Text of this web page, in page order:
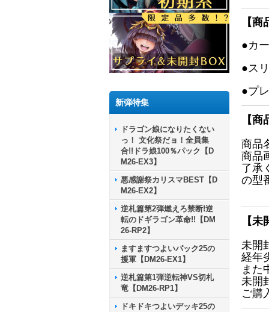
新弾特集
ドラゴン娘になりたくない
っ！ 文化祭だョ！全員集
合!!ドラ娘100％パック【D
M26-EX3】
悪感謝祭カリスマBEST【D
M26-EX2】
逆札篇第2弾燃えろ禁断!逆
転のドギラゴン革命!!【DM
26-RP2】
ますますつよいパック25の
援軍【DM26-EX1】
逆札篇第1弾逆転神VS切札
竜【DM26-RP1】
ドキドキつよいデッキ25の
【
●カ
●ス
●プ
【
商品
商品
了承
の型
【
未開
経年
また
未開
ご購